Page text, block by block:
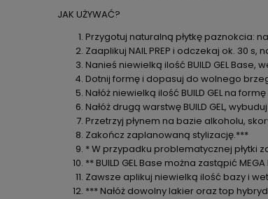
JAK UŻYWAĆ?
Przygotuj naturalną płytkę paznokcia:
Zaaplikuj NAIL PREP i odczekaj ok. 30 s,
Nanieś niewielką ilość BUILD GEL Base,
Dotnij formę i dopasuj do wolnego
Nałóż niewielką ilość BUILD GEL na
Nałóż drugą warstwę BUILD GEL,
Przetrzyj płynem na bazie alkoholu,
Zakończ zaplanowaną stylizację.***
* W przypadku problematycznej płytki
** BUILD GEL Base można zastąpić MEGA
Zawsze aplikuj niewielką ilość bazy i
*** Nałóż dowolny lakier oraz top